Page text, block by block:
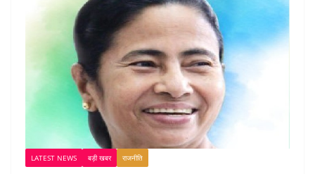
LATEST NEWS बड़ी खबर राजनीति